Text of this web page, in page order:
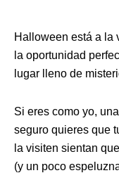
Halloween está a la
la oportunidad
lugar lleno de
Si eres como yo,
seguro quieres que
la visiten sientan
(y un poco